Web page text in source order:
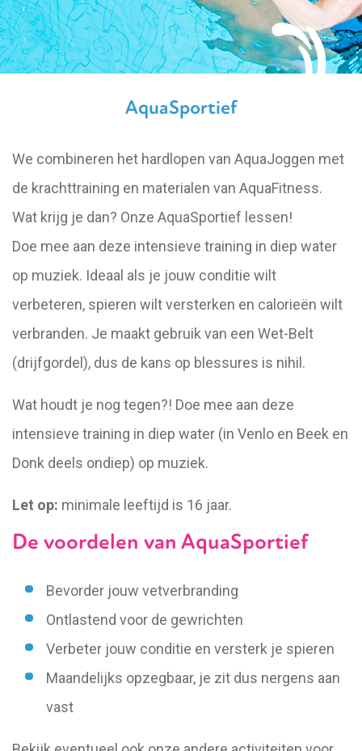
AquaSportief
We combineren het hardlopen van AquaJoggen met
de krachttraining en materialen van AquaFitness.
Wat krijg je dan? Onze AquaSportief lessen!
Doe mee aan deze intensieve training in diep water
op muziek. Ideaal als je jouw conditie wilt
verbeteren, spieren wilt versterken en calorieën wilt
verbranden. Je maakt gebruik van een Wet-Belt
(drijfgordel), dus de kans op blessures is nihil.
Wat houdt je nog tegen?! Doe mee aan deze
intensieve training in diep water (in Venlo en Beek en
Donk deels ondiep) op muziek.
Let op: minimale leeftijd is 16 jaar.
De voordelen van AquaSportief
Bevorder jouw vetverbranding
Ontlastend voor de gewrichten
Verbeter jouw conditie en versterk je spieren
Maandelijks opzegbaar, je zit dus nergens aan
vast